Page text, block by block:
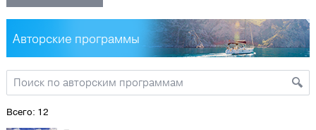
Авторские программы
Всего: 12